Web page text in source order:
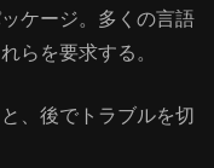
ケージ。多くの言語
らを要求する。
、後でトラブルを切